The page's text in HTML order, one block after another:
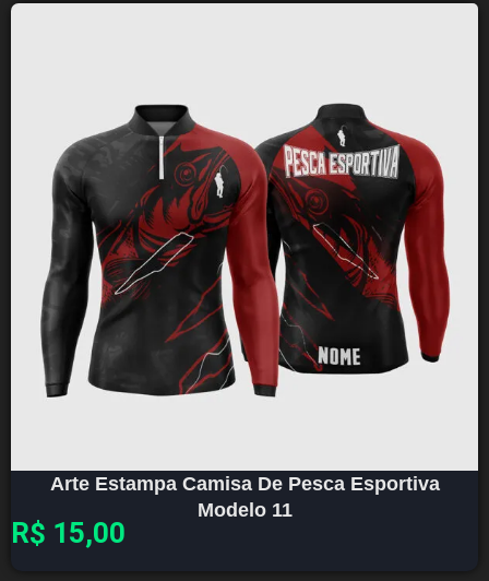
Arte Estampa Camisa De Pesca Esportiva
Modelo 11
R$ 15,00